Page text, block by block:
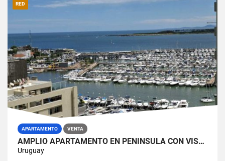
RED
APARTAMENTO VENTA
AMPLIO APARTAMENTO EN PENINSULA CON VISTA AL PUERTO
Uruguay